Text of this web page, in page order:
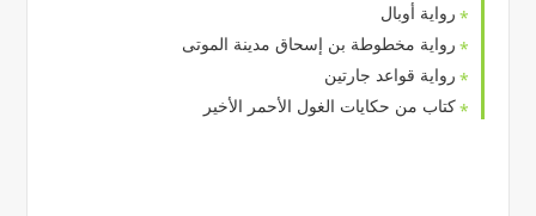
رواية أوبال
رواية مخطوطة بن إسحاق مدينة الموتى
رواية قواعد جارتين
كتاب من حكايات الغول الأحمر الأخير